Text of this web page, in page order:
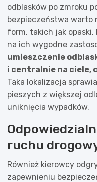
odblasków po zmroku
bezpieczeństwa warto
form, takich jak opaski,
na ich wygodne
umieszczenie
i centralnie na ciele,
Taka lokalizacja
pieszych z większej
uniknięcia wypadków.
ruchu
Również kierowcy
zapewnieniu